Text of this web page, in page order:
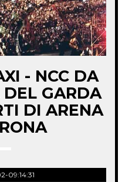
- NCC DA
GARDA
DI ARENA
09:14:31